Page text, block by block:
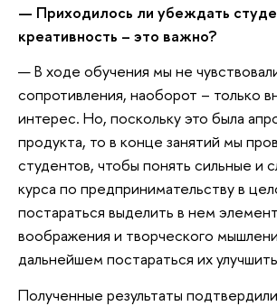
— Приходилось ли убеждать
креативность – это важно?
— В ходе обучения мы не
сопротивления, наоборот – только
интерес. Но, поскольку это была
продукта, то в конце занятий мы
студентов, чтобы понять сильные и
курса по предпринимательству в
постараться выделить в нем
воображения и творческого
дальнейшем постараться их
Полученные результаты